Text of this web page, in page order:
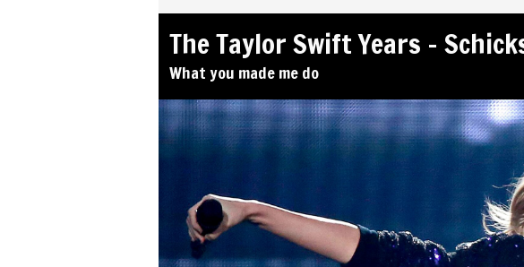
The Taylor Swift Years –
What you made me do